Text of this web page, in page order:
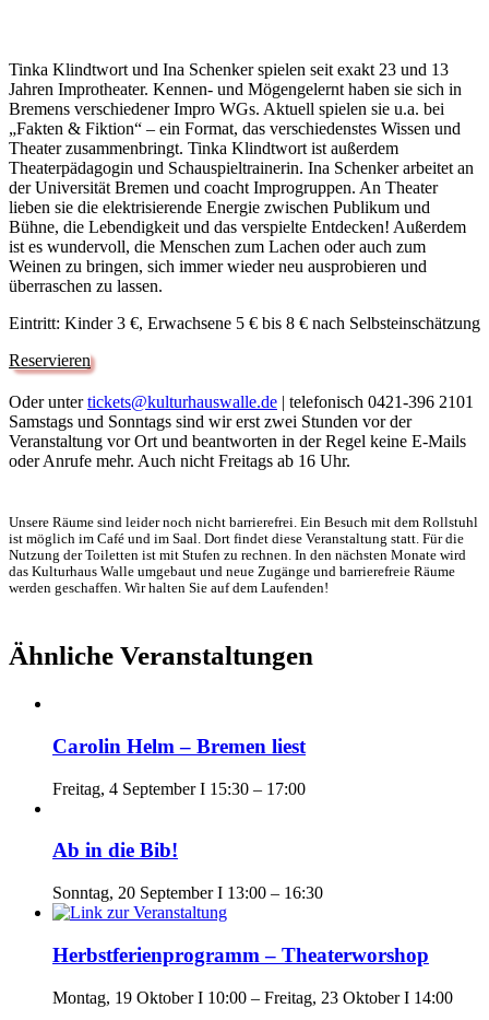
Tinka Klindtwort und Ina Schenker spielen seit exakt 23 und 13
Jahren Improtheater. Kennen- und Mögengelernt haben sie sich in
Bremens verschiedener Impro WGs. Aktuell spielen sie u.a. bei
„Fakten & Fiktion“ – ein Format, das verschiedenstes Wissen und
Theater zusammenbringt. Tinka Klindtwort ist außerdem
Theaterpädagogin und Schauspieltrainerin. Ina Schenker arbeitet an
der Universität Bremen und coacht Improgruppen. An Theater
lieben sie die elektrisierende Energie zwischen Publikum und
Bühne, die Lebendigkeit und das verspielte Entdecken! Außerdem
ist es wundervoll, die Menschen zum Lachen oder auch zum
Weinen zu bringen, sich immer wieder neu ausprobieren und
überraschen zu lassen.
Eintritt: Kinder 3 €, Erwachsene 5 € bis 8 € nach Selbsteinschätzung
Reservieren
Oder untertickets@kulturhauswalle.de | telefonisch 0421-396 2101
Samstags und Sonntags sind wir erst zwei Stunden vor der
Veranstaltung vor Ort und beantworten in der Regel keine E-Mails
oder Anrufe mehr. Auch nicht Freitags ab 16 Uhr.
Unsere Räume sind leider noch nicht barrierefrei. Ein Besuch mit dem Rollstuhl
ist möglich im Café und im Saal. Dort findet diese Veranstaltung statt. Für die
Nutzung der Toiletten ist mit Stufen zu rechnen. In den nächsten Monate wird
das Kulturhaus Walle umgebaut und neue Zugänge und barrierefreie Räume
werden geschaffen. Wir halten Sie auf dem Laufenden!
Ähnliche Veranstaltungen
Carolin Helm – Bremen liest
Freitag, 4 September I 15:30 – 17:00
Ab in die Bib!
Sonntag, 20 September I 13:00 – 16:30
Herbstferienprogramm – Theaterworshop
Montag, 19 Oktober I 10:00 – Freitag, 23 Oktober I 14:00